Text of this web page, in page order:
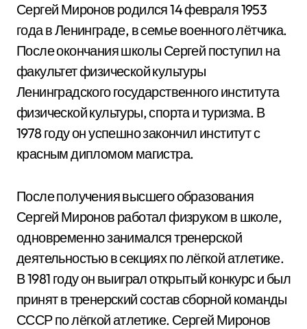
Сергей Миронов родился 14 февраля 1953
года в Ленинграде, в семье военного лётчика.
После окончания школы Сергей поступил на
факультет физической культуры
Ленинградского государственного института
физической культуры, спорта и туризма. В
1978 году он успешно закончил институт с
красным дипломом магистра.
После получения высшего образования
Сергей Миронов работал физруком в школе,
одновременно занимался тренерской
деятельностью в секциях по лёгкой атлетике.
В 1981 году он выиграл открытый конкурс и был
принят в тренерский состав сборной команды
СССР по лёгкой атлетике. Сергей Миронов